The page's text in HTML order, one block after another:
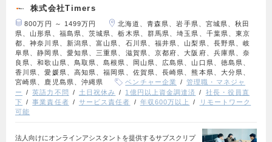
株式会社Timers
800万円 ～ 1499万円
北海道、青森県、岩手県、宮城県、秋田
県、山形県、福島県、茨城県、栃木県、群馬県、埼玉県、千葉県、東京
都、神奈川県、新潟県、富山県、石川県、福井県、山梨県、長野県、岐
阜県、静岡県、愛知県、三重県、滋賀県、京都府、大阪府、兵庫県、奈
良県、和歌山県、鳥取県、島根県、岡山県、広島県、山口県、徳島県、
香川県、愛媛県、高知県、福岡県、佐賀県、長崎県、熊本県、大分県、
宮崎県、鹿児島県、沖縄県
ベンチャー企業
管理職・マネジャ
ー
英語力不問 土日祝休み 1億円以上資金調達済
社長・役員直
下
事業責任者 サービス責任者 年収600万以上
リモートワーク
可能
法人向けにオンラインアシスタントを提供するサブスクリプ